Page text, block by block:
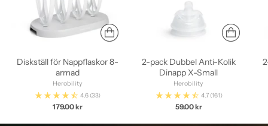
Diskställ för Nappflaskor 8-
armad
Herobility
4.6 (33)
179.00 kr
2-pack Dubbel Anti-Kolik
Dinapp X-Small
Herobility
4.7 (161)
59.00 kr